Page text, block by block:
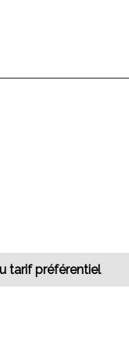
tarif préférentiel